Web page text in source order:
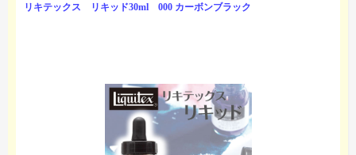
リキテックス リキッド30ml 000 カーボンブラック